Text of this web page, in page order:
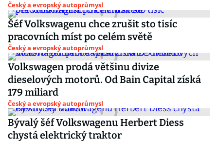
Český a evropský autoprůmysl
Šéf Volkswagenu chce zrušit sto tisíc
pracovních míst po celém světě
Český a evropský autoprůmysl
Volkswagen prodá většinu divize
dieselových motorů. Od Bain Capital získá
179 miliard
Český a evropský autoprůmysl
Bývalý šéf Volkswagenu Herbert Diess
chystá elektrický traktor